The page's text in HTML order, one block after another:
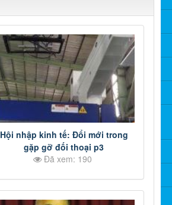
Hội nhập kinh tế: Đổi mới trong
gặp gỡ đối thoại p3
Đã xem: 190